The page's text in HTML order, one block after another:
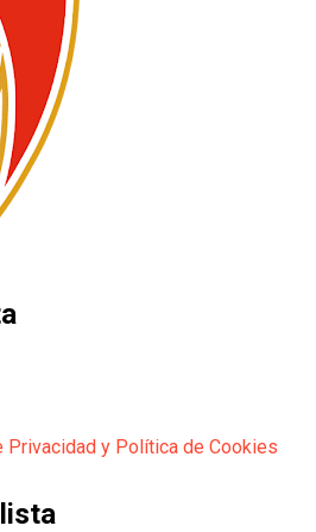
y Política de Cookies